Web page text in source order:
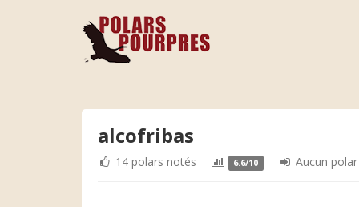
alcofribas
14 polars notés 6.6/10 Aucun